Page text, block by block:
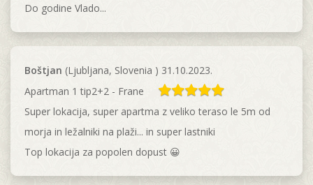
Do godine Vlado...
Boštjan (Ljubljana, Slovenia ) 31.10.2023.
Apartman 1 tip2+2 - Frane
Super lokacija, super apartma z veliko teraso le 5m od
morja in ležalniki na plaži... in super lastniki
Top lokacija za popolen dopust 😀